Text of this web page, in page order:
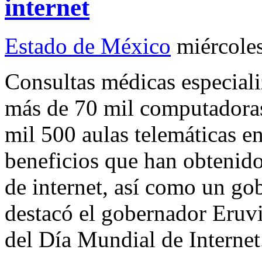
internet
Estado de México
Consultas médicas
más de 70 mil
mil 500 aulas telemáticas
beneficios que han
de internet, así como un
destacó el gobernador
del Día Mundial de